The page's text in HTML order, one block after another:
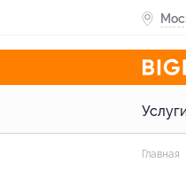
Главная